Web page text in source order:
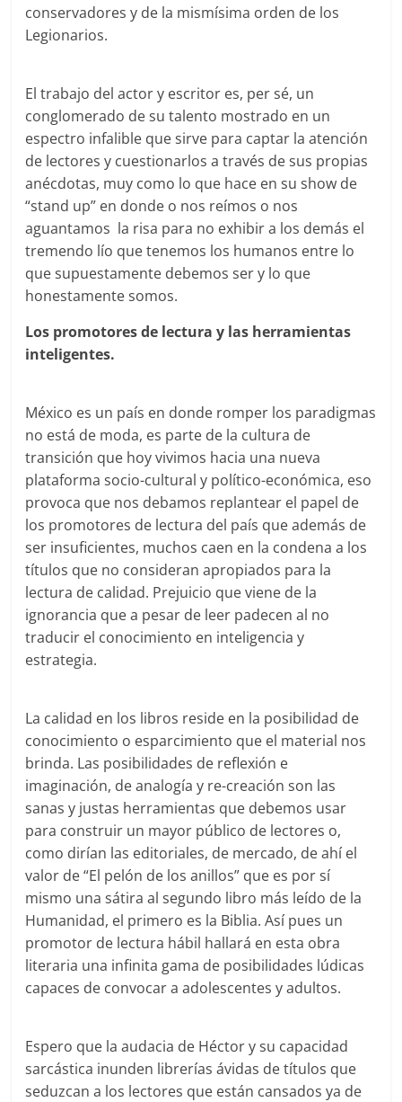
conservadores y de la mismísima orden de los
Legionarios.
El trabajo del actor y escritor es, per sé, un
conglomerado de su talento mostrado en un
espectro infalible que sirve para captar la atención
de lectores y cuestionarlos a través de sus propias
anécdotas, muy como lo que hace en su show de
“stand up” en donde o nos reímos o nos
aguantamos la risa para no exhibir a los demás el
tremendo lío que tenemos los humanos entre lo
que supuestamente debemos ser y lo que
honestamente somos.
Los promotores de lectura y las herramientas
inteligentes.
México es un país en donde romper los paradigmas
no está de moda, es parte de la cultura de
transición que hoy vivimos hacia una nueva
plataforma socio-cultural y político-económica, eso
provoca que nos debamos replantear el papel de
los promotores de lectura del país que además de
ser insuficientes, muchos caen en la condena a los
títulos que no consideran apropiados para la
lectura de calidad. Prejuicio que viene de la
ignorancia que a pesar de leer padecen al no
traducir el conocimiento en inteligencia y
estrategia.
La calidad en los libros reside en la posibilidad de
conocimiento o esparcimiento que el material nos
brinda. Las posibilidades de reflexión e
imaginación, de analogía y re-creación son las
sanas y justas herramientas que debemos usar
para construir un mayor público de lectores o,
como dirían las editoriales, de mercado, de ahí el
valor de “El pelón de los anillos” que es por sí
mismo una sátira al segundo libro más leído de la
Humanidad, el primero es la Biblia. Así pues un
promotor de lectura hábil hallará en esta obra
literaria una infinita gama de posibilidades lúdicas
capaces de convocar a adolescentes y adultos.
Espero que la audacia de Héctor y su capacidad
sarcástica inunden librerías ávidas de títulos que
seduzcan a los lectores que están cansados ya de